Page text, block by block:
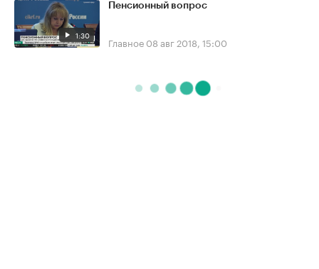
1:30
Пенсионный вопрос
Главное 08 авг 2018, 15:00